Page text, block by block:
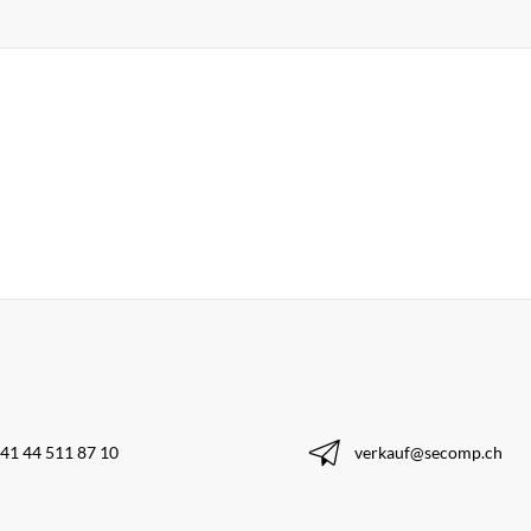
44 511 87 10 verkauf@secomp.ch